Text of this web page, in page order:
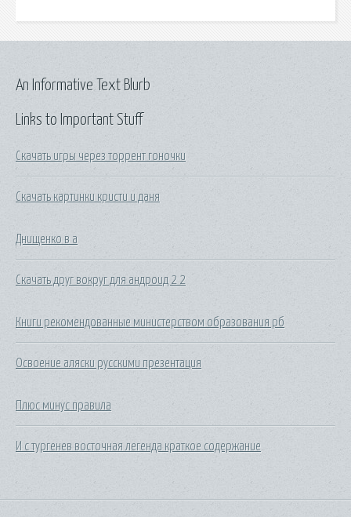
Links to Important Stuff
Скачать игры через торрент гоночки
Скачать картинки кристи и даня
Днищенко в а
Скачать друг вокруг для андроид 2 2
Книги рекомендованные министерством образования рб
Освоение аляски русскими презентация
Плюс минус правила
И с тургенев восточная легенда краткое содержание
An Informative Text Blurb